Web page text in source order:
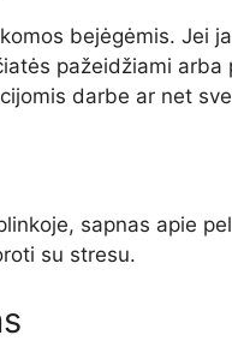
bejėgėmis. Jei
pažeidžiami
darbe ar net
sapnas apie
su stresu.